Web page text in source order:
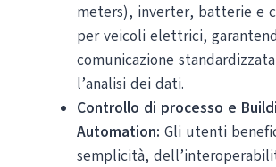
meters), inverter, batterie e
per veicoli elettrici,
comunicazione
l’analisi dei dati.
Controllo di processo e
Automation: Gli utenti
semplicità,